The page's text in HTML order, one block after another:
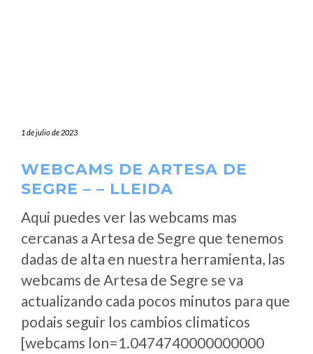
1 de julio de 2023
WEBCAMS DE ARTESA DE
SEGRE – – LLEIDA
Aqui puedes ver las webcams mas
cercanas a Artesa de Segre que tenemos
dadas de alta en nuestra herramienta, las
webcams de Artesa de Segre se va
actualizando cada pocos minutos para que
podais seguir los cambios climaticos
[webcams lon=1.0474740000000000